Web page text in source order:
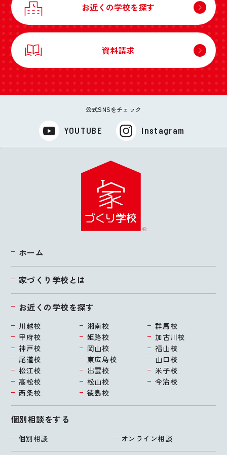
お近くの学校を探す
資料請求
公式SNSをチェック
YOUTUBE Instagram
ホーム
家づくり学校とは
個別相談をする
個別相談 オンライン相談
お近くの学校を探す
川越校 湘南校
群馬校
甲府校
姫路校
加古川校
神戸校
岡山校
福山校
尾道校
東広島校
山口校
松江校
出雲校
米子校
高松校
松山校
今治校
西条校
徳島校